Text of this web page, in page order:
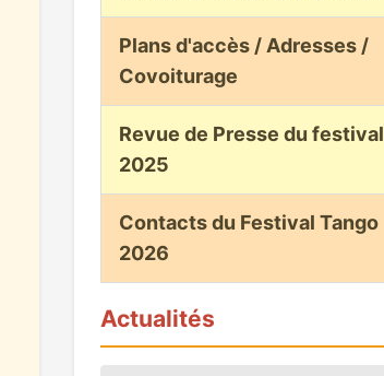
Plans d'accès / Adresses /
Covoiturage
Revue de Presse du festival
2025
Contacts du Festival Tango
2026
Actualités